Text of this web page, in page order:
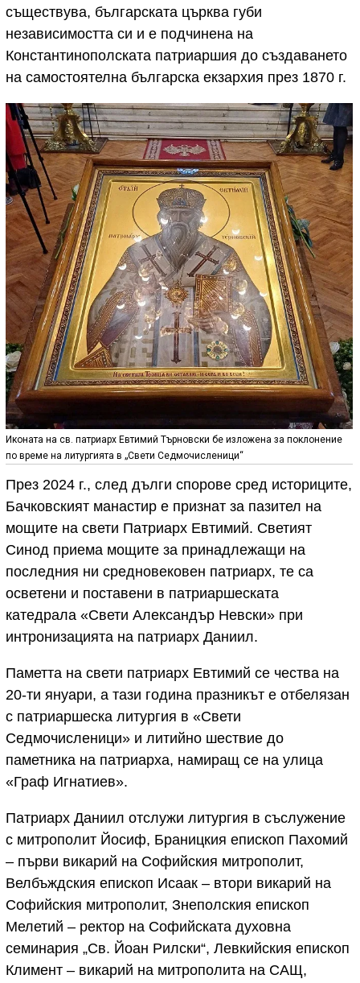
съществува, българската църква губи
независимостта си и е подчинена на
Константинополската патриаршия до създаването
на самостоятелна българска екзархия през 1870 г.
Иконата на св. патриарх Евтимий Търновски бе изложена за поклонение
по време на литургията в „Свети Седмочисленици“
През 2024 г., след дълги спорове сред историците,
Бачковският манастир е признат за пазител на
мощите на свети Патриарх Евтимий. Светият
Синод приема мощите за принадлежащи на
последния ни средновековен патриарх, те са
осветени и поставени в патриаршеската
катедрала «Свети Александър Невски» при
интронизацията на патриарх Даниил.
Паметта на свети патриарх Евтимий се чества на
20-ти януари, а тази година празникът е отбелязан
с патриаршеска литургия в «Свети
Седмочисленици» и литийно шествие до
паметника на патриарха, намиращ се на улица
«Граф Игнатиев».
Патриарх Даниил отслужи литургия в съслужение
с митрополит Йосиф, Браницкия епископ Пахомий
– първи викарий на Софийския митрополит,
Велбъждския епископ Исаак – втори викарий на
Софийския митрополит, Знеполския епископ
Мелетий – ректор на Софийската духовна
семинария „Св. Йоан Рилски“, Левкийския епископ
Климент – викарий на митрополита на САЩ,